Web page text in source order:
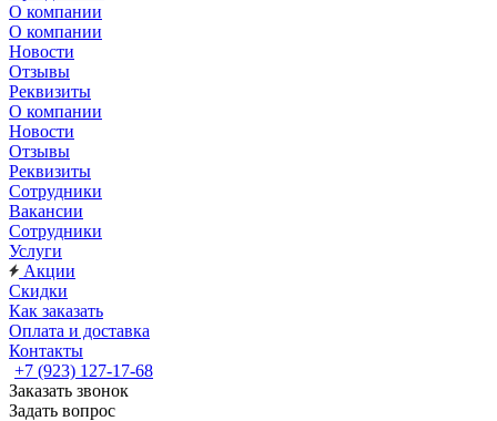
О компании
О компании
Новости
Отзывы
Реквизиты
О компании
Новости
Отзывы
Реквизиты
Сотрудники
Вакансии
Сотрудники
Услуги
Акции
Скидки
Как заказать
Оплата и доставка
Контакты
+7 (923) 127-17-68
Заказать звонок
Задать вопрос